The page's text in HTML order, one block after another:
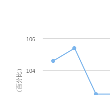
单位（百分比） 104
106